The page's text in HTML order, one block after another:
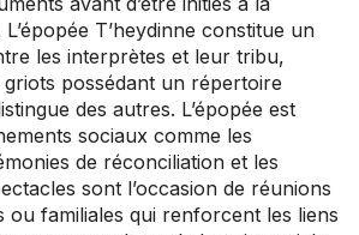
T’heydinne constitue un
les interprètes et leur tribu,
possédant un répertoire
des autres. L’épopée est
sociaux comme les
de réconciliation et les
sont l’occasion de réunions
ou familiales qui renforcent les liens